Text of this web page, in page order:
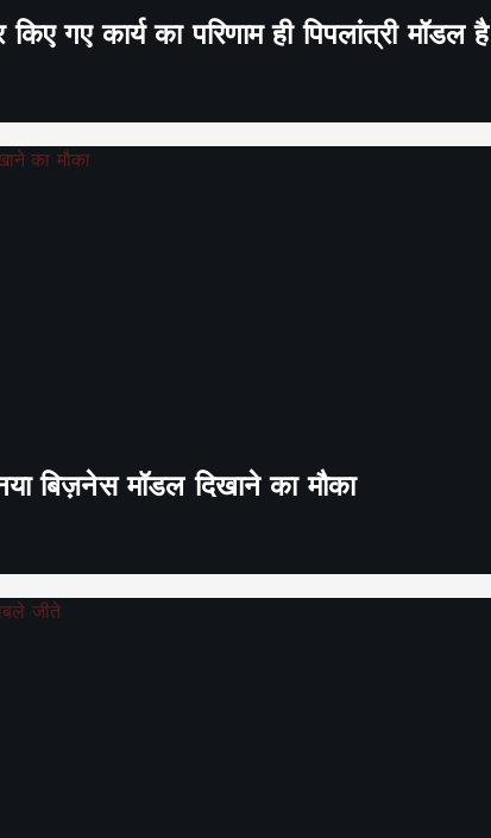
गए कार्य का परिणाम ही पिपलांत्री मॉडल है
बिज़नेस मॉडल दिखाने का मौका